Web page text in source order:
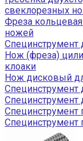
свеклорезных
Фреза
ножей
Специнструмент
Нож (фреза)
клоаки
Нож дисковый
Специнструмент
Специнструмент
Специнструмент